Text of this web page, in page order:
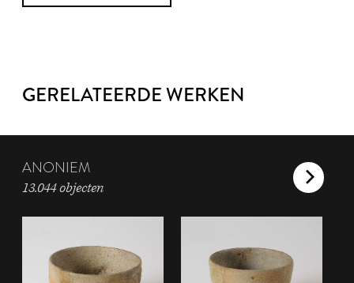
GERELATEERDE WERKEN
ANONIEM
13.044 objecten